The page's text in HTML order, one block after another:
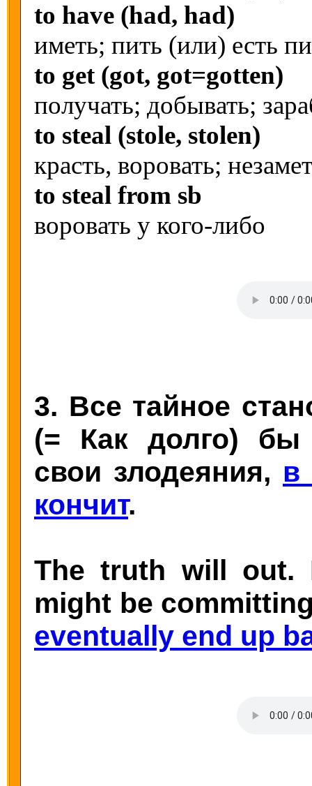
to have (had, had)
иметь; пить (или) есть
to get (got, got=gotten)
получать; добывать;
to steal (stole, stolen)
красть, воровать;
to steal from sb
воровать у кого-либо
3. Все тайное
(= Как долго) бы
свои злодеяния, в
кончит.
The truth will out.
might be
eventually end up